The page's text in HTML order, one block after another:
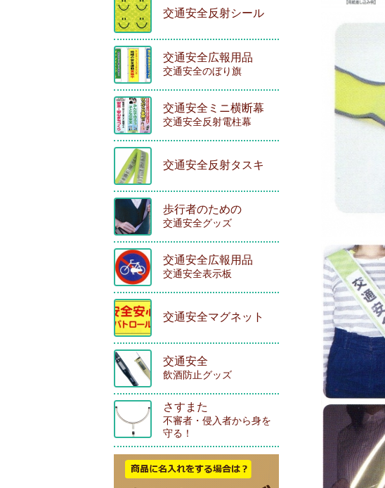
交通安全反射シール
交通安全広報用品
交通安全のぼり旗
交通安全ミニ横断幕
交通安全反射電柱幕
交通安全反射タスキ
歩行者のための
交通安全グッズ
交通安全広報用品
交通安全表示板
交通安全マグネット
交通安全
飲酒防止グッズ
さすまた
不審者・侵入者から身を
守る！